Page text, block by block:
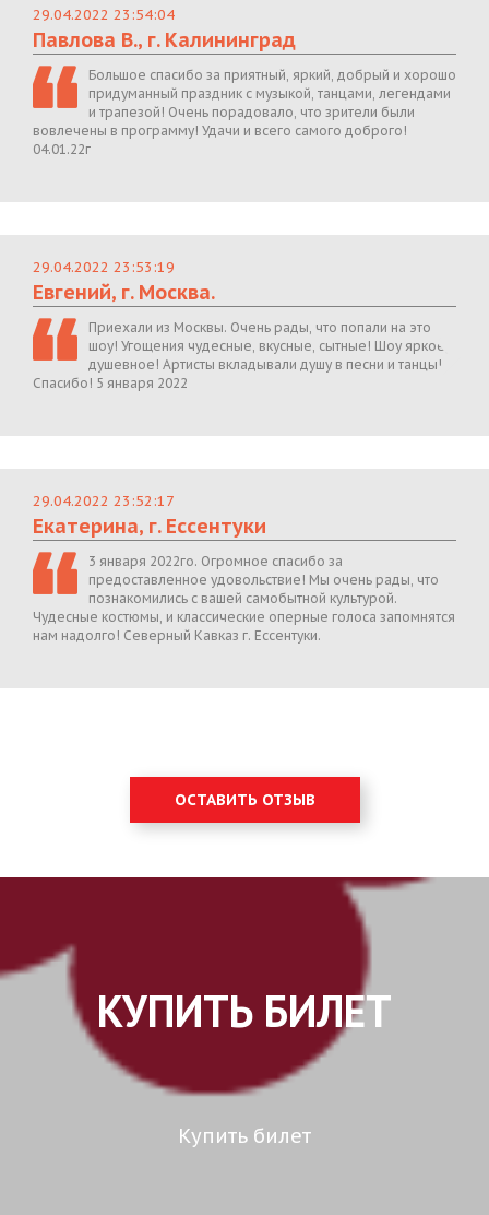
29.04.2022 23:54:04
Павлова В., г. Калининград
Большое спасибо за приятный, яркий, добрый и хорошо
придуманный праздник с музыкой, танцами, легендами
и трапезой! Очень порадовало, что зрители были
вовлечены в программу! Удачи и всего самого доброго!
04.01.22г
29.04.2022 23:53:19
Евгений, г. Москва.
Приехали из Москвы. Очень рады, что попали на это
шоу! Угощения чудесные, вкусные, сытные! Шоу яркое,
душевное! Артисты вкладывали душу в песни и танцы!
Спасибо! 5 января 2022
29.04.2022 23:52:17
Екатерина, г. Ессентуки
3 января 2022го. Огромное спасибо за
предоставленное удовольствие! Мы очень рады, что
познакомились с вашей самобытной культурой.
Чудесные костюмы, и классические оперные голоса запомнятся
нам надолго! Северный Кавказ г. Ессентуки.
ОСТАВИТЬ ОТЗЫВ
КУПИТЬ БИЛЕТ
Купить билет